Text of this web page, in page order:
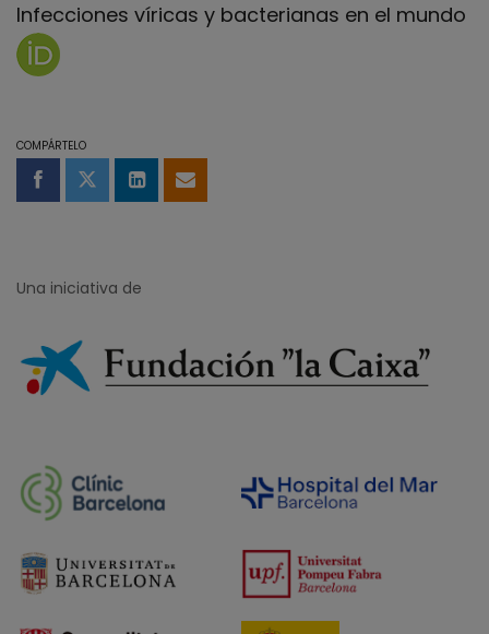
Infecciones víricas y bacterianas en el mundo
COMPÁRTELO
Compartir en Facebook
Compartir en Twitter
Compartir en LinkedIn
Compartir por email
Una iniciativa de